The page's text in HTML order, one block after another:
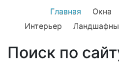
Главная Окна
Интерьер
Поиск по